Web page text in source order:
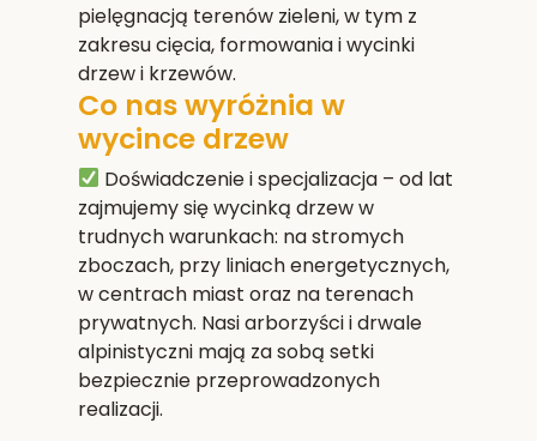
pielęgnacją terenów zieleni, w tym z
zakresu cięcia, formowania i wycinki
drzew i krzewów.
Co nas wyróżnia w
wycince drzew
Doświadczenie i specjalizacja– od lat
zajmujemy się wycinką drzew w
trudnych warunkach: na stromych
zboczach, przy liniach energetycznych,
w centrach miast oraz na terenach
prywatnych. Nasi arborzyści i drwale
alpinistyczni mają za sobą setki
bezpiecznie przeprowadzonych
realizacji.